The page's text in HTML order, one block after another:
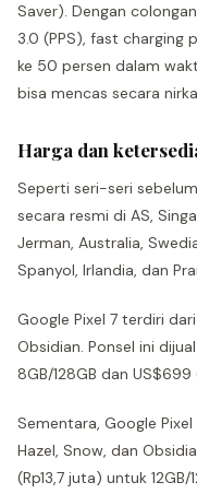
Saver). Dengan
3.0 (PPS), fast charging
ke 50 persen dalam
bisa mencas secara
Harga dan
Seperti seri-seri
secara resmi di AS,
Jerman, Australia,
Spanyol, Irlandia, dan
Google Pixel 7 terdiri
Obsidian. Ponsel ini
8GB/128GB dan
Sementara, Google
Hazel, Snow, dan
(Rp13,7 juta) untuk